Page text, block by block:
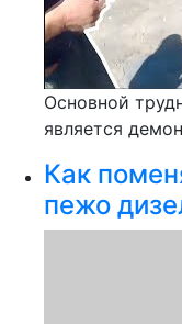
Основной
является
Как
пежо